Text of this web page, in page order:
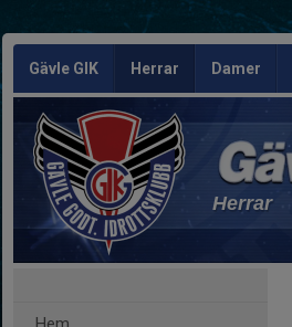
Gävle GIK Herrar Damer
Herrar